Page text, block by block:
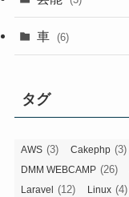
車 (6)
タグ
AWS (3) Cakephp (3)
DMM WEBCAMP (26)
Laravel (12) Linux (4)